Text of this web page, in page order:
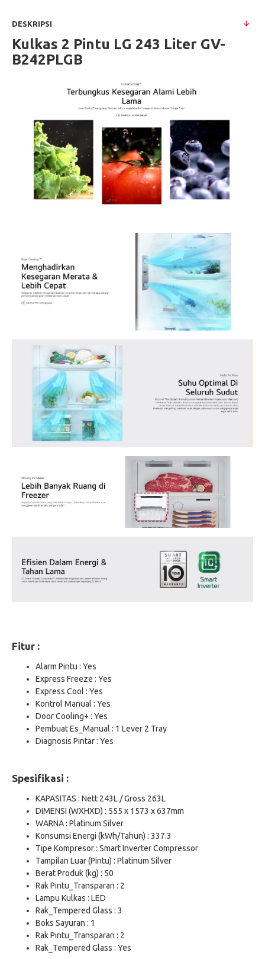
DESKRIPSI
Kulkas 2 Pintu LG 243 Liter GV-
B242PLGB
Fitur :
Alarm Pintu : Yes
Express Freeze : Yes
Express Cool : Yes
Kontrol Manual : Yes
Door Cooling+ : Yes
Pembuat Es_Manual : 1 Lever 2 Tray
Diagnosis Pintar : Yes
Spesifikasi :
KAPASITAS : Nett 243L / Gross 263L
DIMENSI (WXHXD) : 555 x 1573 x 637mm
WARNA : Platinum Silver
Konsumsi Energi (kWh/Tahun) : 337.3
Tipe Kompresor : Smart Inverter Compressor
Tampilan Luar (Pintu) : Platinum Silver
Berat Produk (kg) : 50
Rak Pintu_Transparan : 2
Lampu Kulkas : LED
Rak_Tempered Glass : 3
Boks Sayuran : 1
Rak Pintu_Transparan : 2
Rak_Tempered Glass : Yes